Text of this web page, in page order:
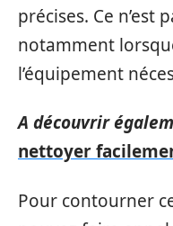
précises. Ce n’est
notamment
l’équipement
A découvrir
nettoyer
Pour contourner